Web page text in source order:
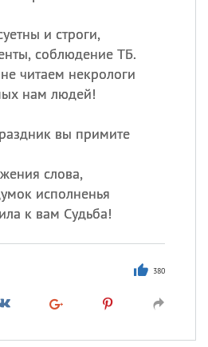
и строги,
соблюдение ТБ.
читаем некрологи
нам людей!
вы примите
слова,
исполненья
к вам Судьба!
380